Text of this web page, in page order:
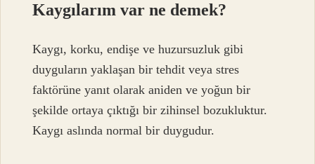
Kaygılarım var ne demek?
Kaygı, korku, endişe ve huzursuzluk gibi
duyguların yaklaşan bir tehdit veya stres
faktörüne yanıt olarak aniden ve yoğun bir
şekilde ortaya çıktığı bir zihinsel bozukluktur.
Kaygı aslında normal bir duygudur.